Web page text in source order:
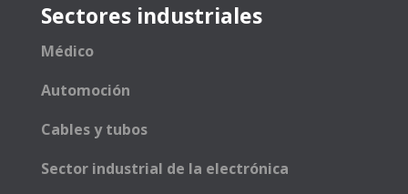
Sectores industriales
Médico
Automoción
Cables y tubos
Sector industrial de la electrónica